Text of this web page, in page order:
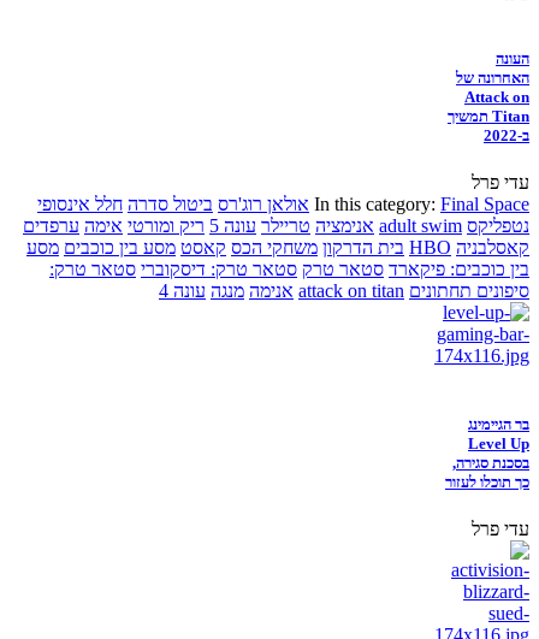
העונה
האחרונה של
Attack on
Titan תמשיך
ב-2022
עדי פרל
In this category: Final Space אולאן רוג'רס ביטול סדרה חלל אינסופי
נטפליקס adult swim אנימציה טריילר עונה 5 ריק ומורטי אימה ערפדים
קאסלבניה HBO בית הדרקון משחקי הכס קאסט מסע בין כוכבים מסע
בין כוכבים: פיקארד סטאר טרק סטאר טרק: דיסקוברי סטאר טרק:
סיפונים תחתונים attack on titan אנימה מנגה עונה 4
בר הגיימינג
Level Up
בסכנת סגירה,
כך תוכלו לעזור
עדי פרל